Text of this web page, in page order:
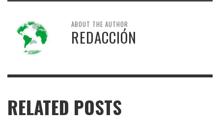
ABOUT THE AUTHOR
REDACCIÓN
RELATED POSTS